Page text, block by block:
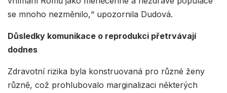
se mnoho nezměnilo,“ upozornila Dudová.
Důsledky komunikace o reprodukci přetrvávají
dodnes
Zdravotní rizika byla konstruovaná pro různé ženy
různě, což prohlubovalo marginalizaci některých